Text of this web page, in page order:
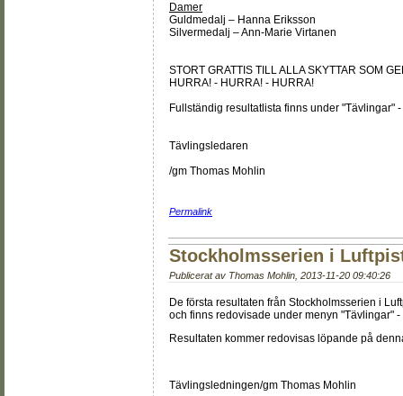
Damer
Guldmedalj – Hanna Eriksson
Silvermedalj – Ann-Marie Virtanen
STORT GRATTIS TILL ALLA SKYTTAR SOM
HURRA! - HURRA! - HURRA!
Fullständig resultatlista finns under "Tävlingar"
Tävlingsledaren
/gm Thomas Mohlin
Permalink
Stockholmsserien i
Publicerat av Thomas Mohlin 2013-11-20 09:40:26
De första resultaten från Stockholmsserien i
och finns redovisade under menyn "Tävlingar"
Resultaten kommer redovisas löpande på
Tävlingsledningen/gm Thomas Mohlin